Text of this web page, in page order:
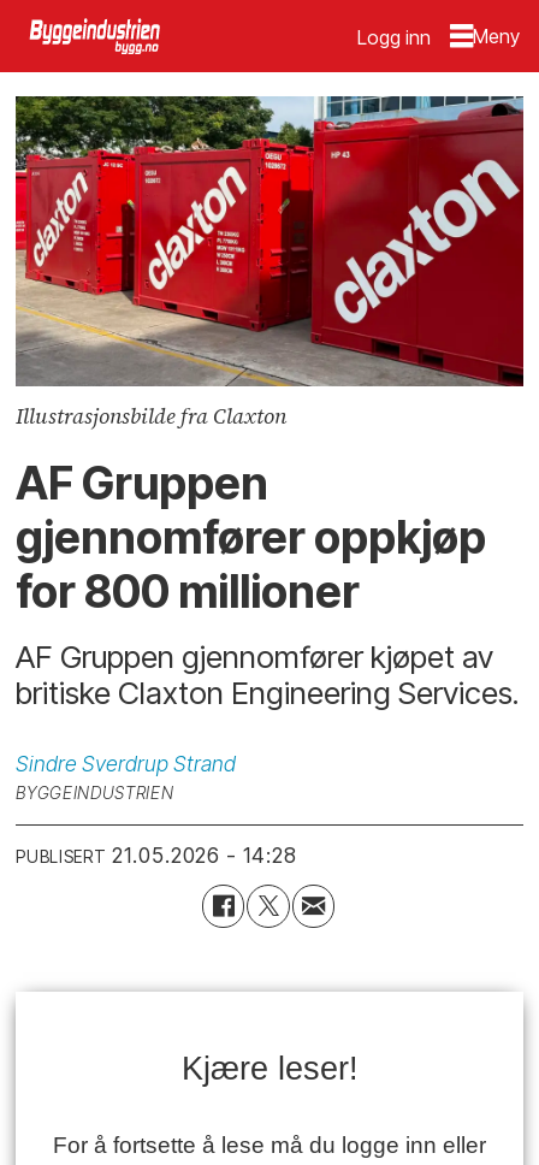
Logg inn
Illustrasjonsbilde fra Claxton
AF Gruppen
gjennomfører oppkjøp
for 800 millioner
AF Gruppen gjennomfører kjøpet av
britiske Claxton Engineering Services.
Sindre Sverdrup Strand
BYGGEINDUSTRIEN
PUBLISERT 21.05.2026 - 14:28
Kjære leser!
For å fortsette å lese må du logge inn eller